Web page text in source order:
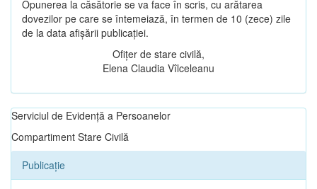
Opunerea la căsătorie se va face în scris, cu arătarea
dovezilor pe care se întemeiază, în termen de 10 (zece) zile
de la data afișării publicației.
Ofițer de stare civilă,
Elena Claudia Vîlceleanu
Serviciul de Evidență a Persoanelor
Compartiment Stare Civilă
Publicație